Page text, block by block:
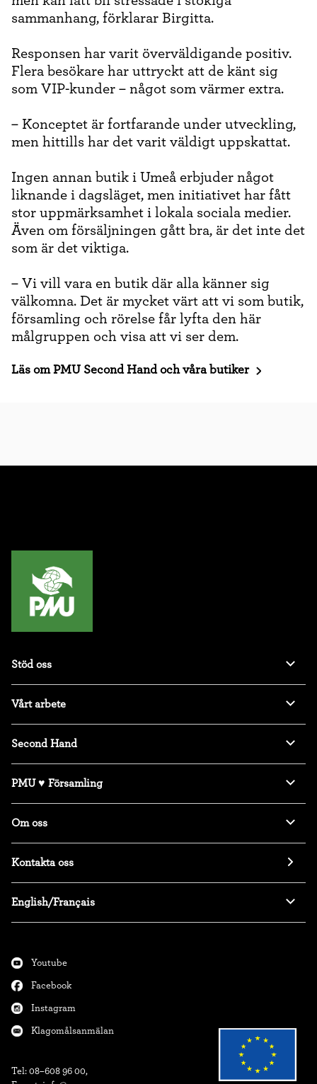
sammanhang, förklarar Birgitta.
Responsen har varit överväldigande positiv.
Flera besökare har uttryckt att de känt sig
som VIP-kunder – något som värmer extra.
– Konceptet är fortfarande under utveckling,
men hittills har det varit väldigt uppskattat.
Ingen annan butik i Umeå erbjuder något
liknande i dagsläget, men initiativet har fått
stor uppmärksamhet i lokala sociala medier.
Även om försäljningen gått bra, är det inte det
som är det viktiga.
– Vi vill vara en butik där alla känner sig
välkomna. Det är mycket värt att vi som butik,
församling och rörelse får lyfta den här
målgruppen och visa att vi ser dem.
Läs om PMU Second Hand och våra butiker
Stöd oss
Vårt arbete
Second Hand
PMU ♥ Församling
Om oss
Kontakta oss
English/Français
Youtube
Facebook
Instagram
Klagomålsanmälan
Tel: 08–608 96 00,